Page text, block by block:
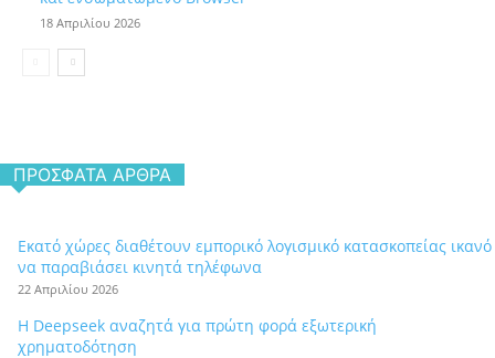
18 Απριλίου 2026
ΠΡΌΣΦΑΤΑ ΆΡΘΡΑ
Εκατό χώρες διαθέτουν εμπορικό λογισμικό κατασκοπείας ικανό
να παραβιάσει κινητά τηλέφωνα
22 Απριλίου 2026
Η Deepseek αναζητά για πρώτη φορά εξωτερική
χρηματοδότηση